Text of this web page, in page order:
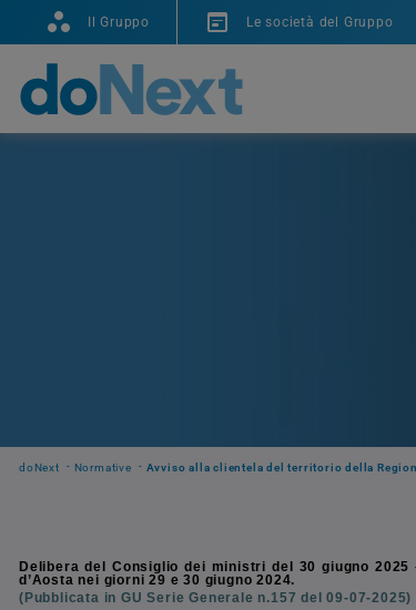
Il Gruppo Le società del Gruppo
doNext Normative Avviso alla clientela del territorio della
Delibera del Consiglio dei ministri del 30 giugno
d’Aosta nei giorni 29 e 30 giugno 2024.
(Pubblicata in GU Serie Generale n.157 del 09-07-2025)